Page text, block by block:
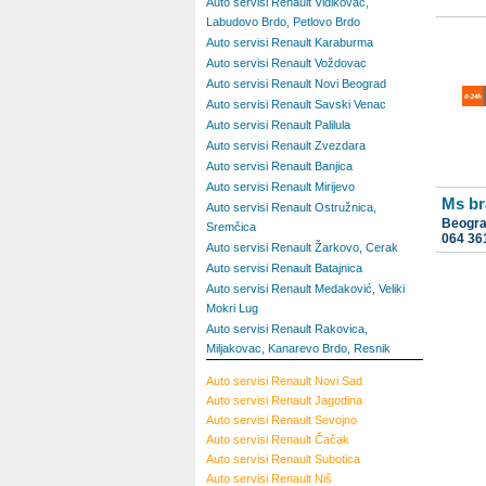
Ms
064
Labudovo Brdo, Petlovo Brdo
Auto servisi Renault Karaburma
Auto servisi Renault Voždovac
Auto servisi Renault Novi Beograd
Auto servisi Renault Savski Venac
Auto servisi Renault Palilula
Auto servisi Renault Zvezdara
Auto servisi Renault Banjica
Auto servisi Renault Mirijevo
Auto servisi Renault Ostružnica,
Sremčica
Auto servisi Renault Žarkovo, Cerak
Auto servisi Renault Batajnica
Auto servisi Renault Medaković, Veliki
Mokri Lug
Auto servisi Renault Rakovica,
Miljakovac, Kanarevo Brdo, Resnik
Auto servisi Renault Novi Sad
Auto servisi Renault Jagodina
Auto servisi Renault Sevojno
Auto servisi Renault Čačak
Auto servisi Renault Subotica
Auto servisi Renault Niš